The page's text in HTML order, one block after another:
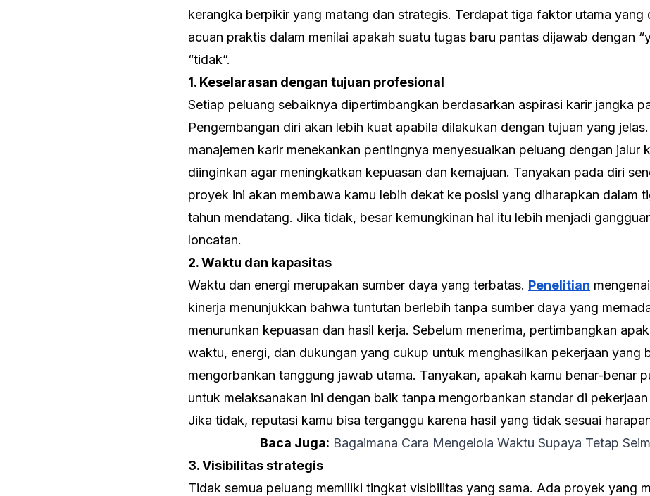
kerangka berpikir yang matang dan strategis. Terdapat tiga faktor utama yang
acuan praktis dalam menilai apakah suatu tugas baru pantas dijawab dengan
“tidak”.
1. Keselarasan dengan tujuan profesional
Setiap peluang sebaiknya dipertimbangkan berdasarkan aspirasi karir jangka
Pengembangan diri akan lebih kuat apabila dilakukan dengan tujuan yang jelas.
manajemen karir menekankan pentingnya menyesuaikan peluang dengan jalur
diinginkan agar meningkatkan kepuasan dan kemajuan. Tanyakan pada diri
proyek ini akan membawa kamu lebih dekat ke posisi yang diharapkan dalam
tahun mendatang. Jika tidak, besar kemungkinan hal itu lebih menjadi
loncatan.
2. Waktu dan kapasitas
Waktu dan energi merupakan sumber daya yang terbatas. Penelitian
kinerja menunjukkan bahwa tuntutan berlebih tanpa sumber daya yang
menurunkan kepuasan dan hasil kerja. Sebelum menerima, pertimbangkan
waktu, energi, dan dukungan yang cukup untuk menghasilkan pekerjaan yang
mengorbankan tanggung jawab utama. Tanyakan, apakah kamu benar-benar
untuk melaksanakan ini dengan baik tanpa mengorbankan standar di
Jika tidak, reputasi kamu bisa terganggu karena hasil yang tidak sesuai
Baca Juga: Bagaimana Cara Mengelola Waktu Supaya Tetap
3. Visibilitas strategis
Tidak semua peluang memiliki tingkat visibilitas yang sama. Ada proyek yang